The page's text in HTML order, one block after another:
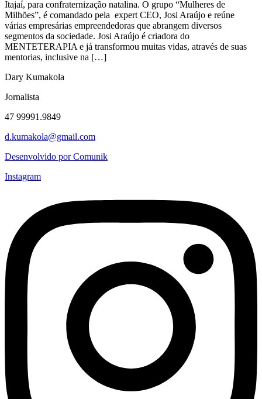
Itajaí, para confraternização natalina. O grupo “Mulheres de
Milhões”, é comandado pela expert CEO, Josi Araújo e reúne
várias empresárias empreendedoras que abrangem diversos
segmentos da sociedade. Josi Araújo é criadora do
MENTETERAPIA e já transformou muitas vidas, através de suas
mentorias, inclusive na […]
Dary Kumakola
Jornalista
47 99991.9849
d.kumakola@gmail.com
Desenvolvido por Comunik
Instagram